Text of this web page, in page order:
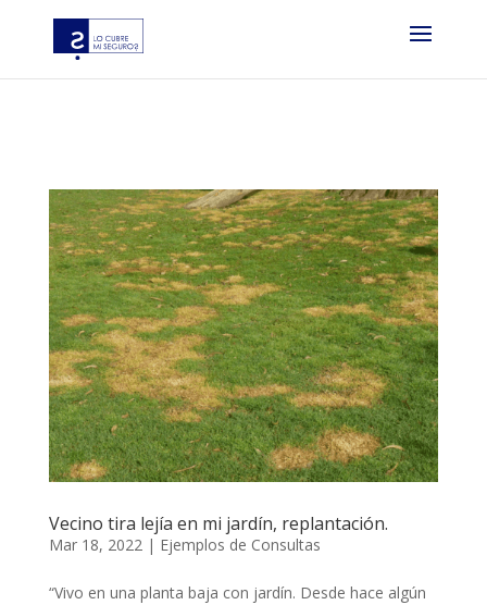
gtm4wp_the_gtm_tag(); } ?
Vecino tira lejía en mi jardín, replantación.
Mar 18, 2022 | Ejemplos de Consultas
“Vivo en una planta baja con jardín. Desde hace algún